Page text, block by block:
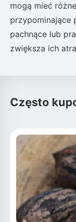
mogą mieć
przypominające
pachnące lub
zwiększa ich
Często